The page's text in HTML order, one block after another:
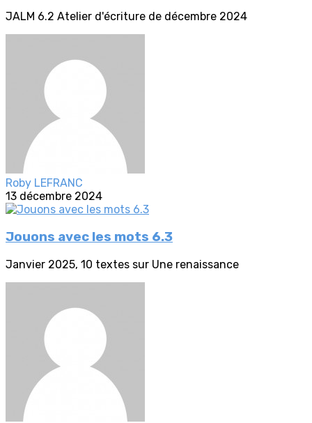
JALM 6.2 Atelier d'écriture de décembre 2024
Roby LEFRANC
13 décembre 2024
Jouons avec les mots 6.3
Janvier 2025, 10 textes sur Une renaissance